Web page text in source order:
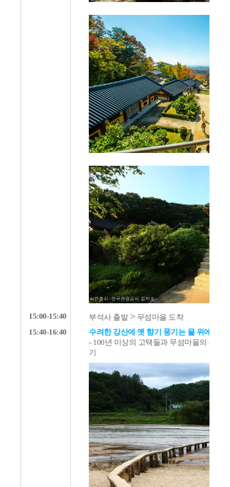
15:00-15:40 부석사 출발 >무섬마을 도착
15:40-16:40
수려한 강산에 옛 향기 풍기는 물 위에 떠
- 100년 이상의 고택들과 무섬마을의 상징
기